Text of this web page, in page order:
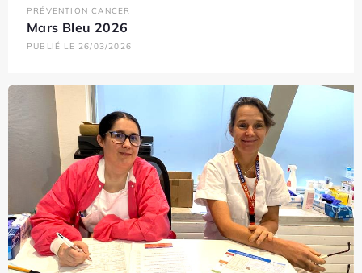
PRÉVENTION CANCER
Mars Bleu 2026
PUBLIÉ LE 26/03/2026